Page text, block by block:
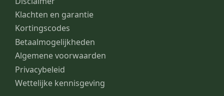
Klachten en garantie
Kortingscodes
Betaalmogelijkheden
Algemene voorwaarden
Privacybeleid
Wettelijke kennisgeving